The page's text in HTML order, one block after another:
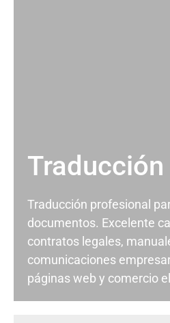
Traducción profesional
documentos. Excelente
contratos legales,
comunicaciones
páginas web y comercio